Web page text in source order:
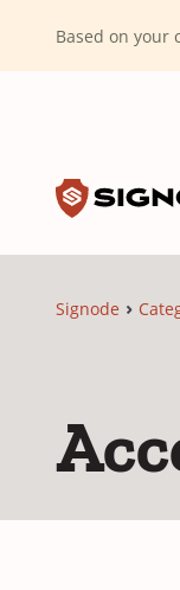
Based on your
Signode